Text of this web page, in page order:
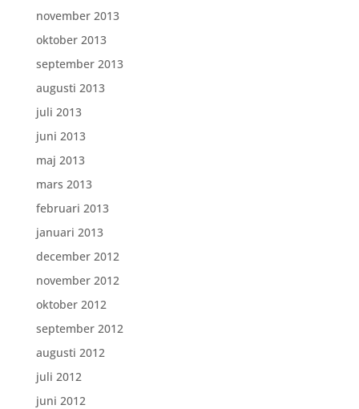
november 2013
oktober 2013
september 2013
augusti 2013
juli 2013
juni 2013
maj 2013
mars 2013
februari 2013
januari 2013
december 2012
november 2012
oktober 2012
september 2012
augusti 2012
juli 2012
juni 2012